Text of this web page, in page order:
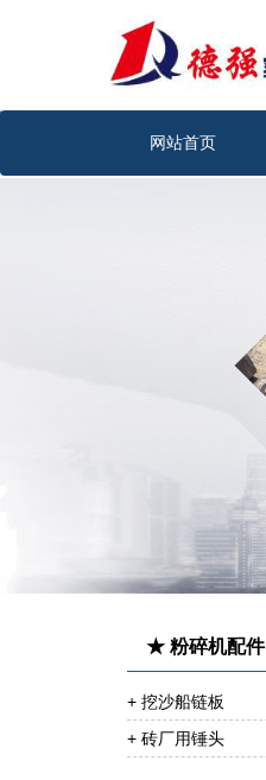
网站首页
★ 粉碎机配件
+ 挖沙船链板
+ 砖厂用锤头